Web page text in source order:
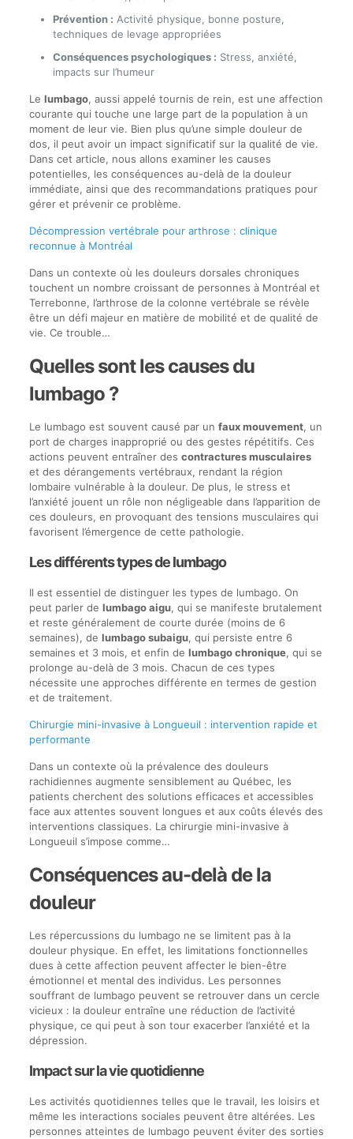
Prévention : Activité physique, bonne posture,
techniques de levage appropriées
Conséquences psychologiques : Stress, anxiété,
impacts sur l’humeur
Le lumbago, aussi appelé tournis de rein, est une affection
courante qui touche une large part de la population à un
moment de leur vie. Bien plus qu’une simple douleur de
dos, il peut avoir un impact significatif sur la qualité de vie.
Dans cet article, nous allons examiner les causes
potentielles, les conséquences au-delà de la douleur
immédiate, ainsi que des recommandations pratiques pour
gérer et prévenir ce problème.
Décompression vertébrale pour arthrose : clinique
reconnue à Montréal
Dans un contexte où les douleurs dorsales chroniques
touchent un nombre croissant de personnes à Montréal et
Terrebonne, l’arthrose de la colonne vertébrale se révèle
être un défi majeur en matière de mobilité et de qualité de
vie. Ce trouble…
Quelles sont les causes du
lumbago ?
Le lumbago est souvent causé par un faux mouvement, un
port de charges inapproprié ou des gestes répétitifs. Ces
actions peuvent entraîner des contractures musculaires
et des dérangements vertébraux, rendant la région
lombaire vulnérable à la douleur. De plus, le stress et
l’anxiété jouent un rôle non négligeable dans l’apparition de
ces douleurs, en provoquant des tensions musculaires qui
favorisent l’émergence de cette pathologie.
Les différents types de lumbago
Il est essentiel de distinguer les types de lumbago. On
peut parler de lumbago aigu, qui se manifeste brutalement
et reste généralement de courte durée (moins de 6
semaines), de lumbago subaigu, qui persiste entre 6
semaines et 3 mois, et enfin de lumbago chronique, qui se
prolonge au-delà de 3 mois. Chacun de ces types
nécessite une approches différente en termes de gestion
et de traitement.
Chirurgie mini-invasive à Longueuil : intervention rapide et
performante
Dans un contexte où la prévalence des douleurs
rachidiennes augmente sensiblement au Québec, les
patients cherchent des solutions efficaces et accessibles
face aux attentes souvent longues et aux coûts élevés des
interventions classiques. La chirurgie mini-invasive à
Longueuil s’impose comme…
Conséquences au-delà de la
douleur
Les répercussions du lumbago ne se limitent pas à la
douleur physique. En effet, les limitations fonctionnelles
dues à cette affection peuvent affecter le bien-être
émotionnel et mental des individus. Les personnes
souffrant de lumbago peuvent se retrouver dans un cercle
vicieux : la douleur entraîne une réduction de l’activité
physique, ce qui peut à son tour exacerber l’anxiété et la
dépression.
Impact sur la vie quotidienne
Les activités quotidiennes telles que le travail, les loisirs et
même les interactions sociales peuvent être altérées. Les
personnes atteintes de lumbago peuvent éviter des sorties